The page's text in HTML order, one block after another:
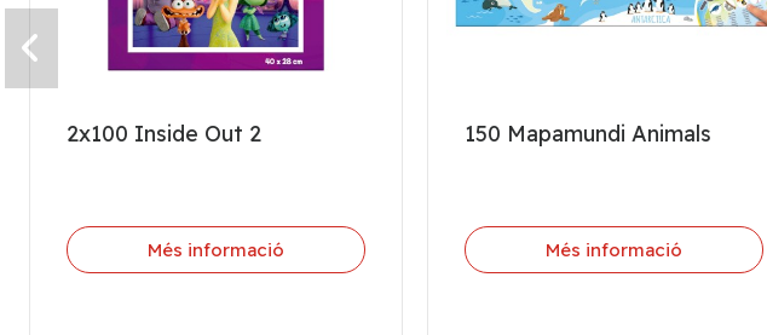
2x100 Inside Out 2
Més informació
150 Mapamundi Animals
Més informació